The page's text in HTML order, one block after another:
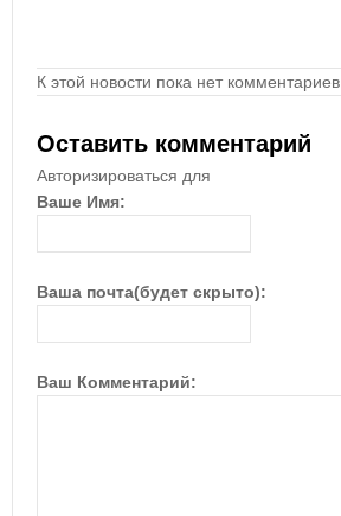
К этой новости пока нет комментариев.
Оставить комментарий
Авторизироваться для
Ваше Имя:
Ваша почта(будет скрыто):
Ваш Комментарий: